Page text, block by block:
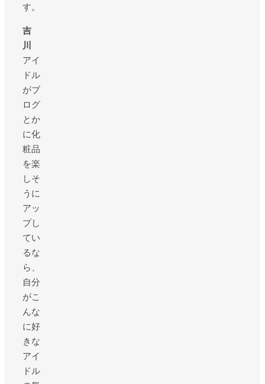
す。
吉
川
アイ
ドル
がブ
ログ
とか
に化
粧品
を楽
しそ
うに
アッ
プし
てい
るな
ら、
自分
がこ
んな
に好
きな
アイ
ドル